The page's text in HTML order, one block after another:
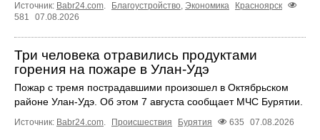
Источник: Babr24.com. Благоустройство, Экономика
Красноярск
581
07.08.2026
Три человека отравились продуктами
горения на пожаре в Улан-Удэ
Пожар с тремя пострадавшими произошел в Октябрьском
районе Улан-Удэ. Об этом 7 августа сообщает МЧС Бурятии.
Источник: Babr24.com. Происшествия Бурятия 635 07.08.2026